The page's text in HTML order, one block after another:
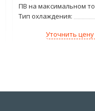
ПВ на максимальном
Тип охлаждения:
Уточнить цену